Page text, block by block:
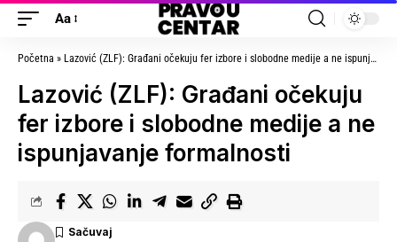
Aa
Početna » Lazović (ZLF): Građani očekuju fer izbore i slobodne medije a ne ispunjavanje formalnosti
Lazović (ZLF): Građani očekuju
fer izbore i slobodne medije a ne
ispunjavanje formalnosti